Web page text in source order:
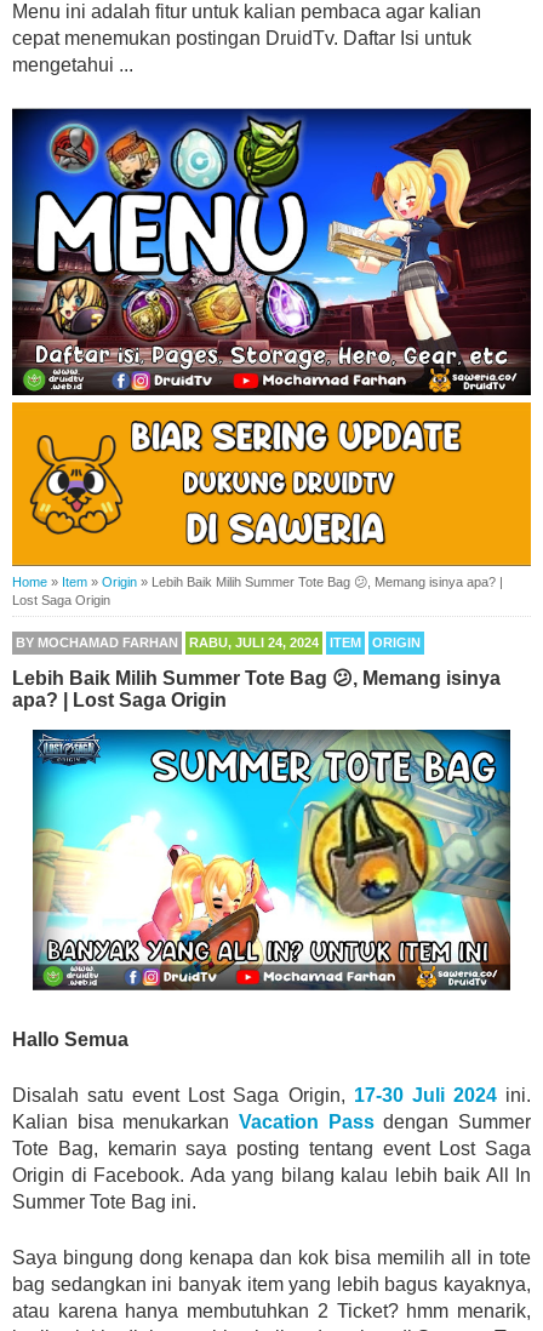
Menu ini adalah fitur untuk kalian pembaca agar kalian
cepat menemukan postingan DruidTv. Daftar Isi untuk
mengetahui ...
Home » Item » Origin » Lebih Baik Milih Summer Tote Bag 😕, Memang isinya apa? |
Lost Saga Origin
BY MOCHAMAD FARHAN RABU, JULI 24, 2024 ITEM ORIGIN
Lebih Baik Milih Summer Tote Bag 😕, Memang isinya
apa? | Lost Saga Origin
Hallo Semua
Disalah satu event Lost Saga Origin, 17-30 Juli 2024ini.
Kalian bisa menukarkan Vacation Passdengan Summer
Tote Bag, kemarin saya posting tentang event Lost Saga
Origin di Facebook. Ada yang bilang kalau lebih baik All In
Summer Tote Bag ini.
Saya bingung dong kenapa dan kok bisa memilih all in tote
bag sedangkan ini banyak item yang lebih bagus kayaknya,
atau karena hanya membutuhkan 2 Ticket? hmm menarik,